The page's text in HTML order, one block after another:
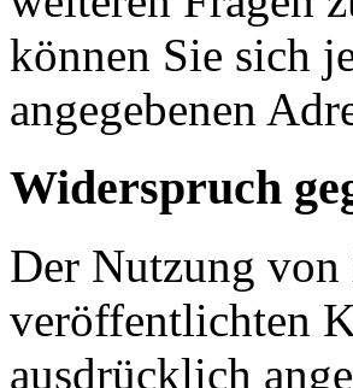
können Sie sich
angegebenen
Widerspruch
Der Nutzung
veröffentlichten
ausdrücklich